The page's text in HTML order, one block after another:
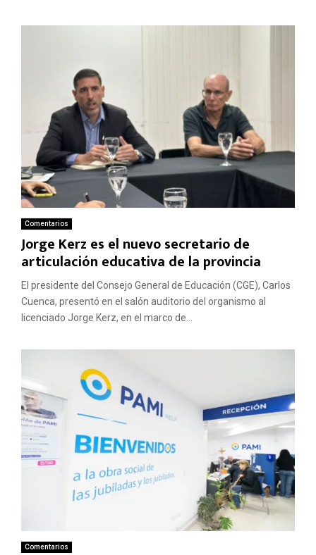
Comentarios
Jorge Kerz es el nuevo secretario de
articulación educativa de la provincia
El presidente del Consejo General de Educación (CGE), Carlos
Cuenca, presentó en el salón auditorio del organismo al
licenciado Jorge Kerz, en el marco de...
Comentarios